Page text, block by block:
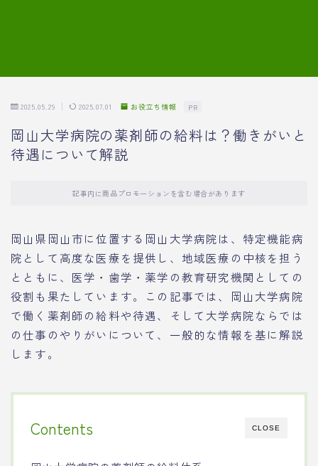
2025.05.29 2025.07.01 お役立ち情報 PR
岡山大学病院の薬剤師の給料は？働きがいと
待遇について解説
記事内に商品プロモーションを含む場合があります
岡山県岡山市に位置する岡山大学病院は、特定機能病
院として高度な医療を提供し、地域医療の中核を担う
とともに、医学・歯学・薬学の教育研究機関としての
役割も果たしています。この記事では、岡山大学病院
で働く薬剤師の給料や待遇、そして大学病院ならでは
の仕事のやりがいについて、一般的な情報を基に解説
します。
CLOSE
Contents